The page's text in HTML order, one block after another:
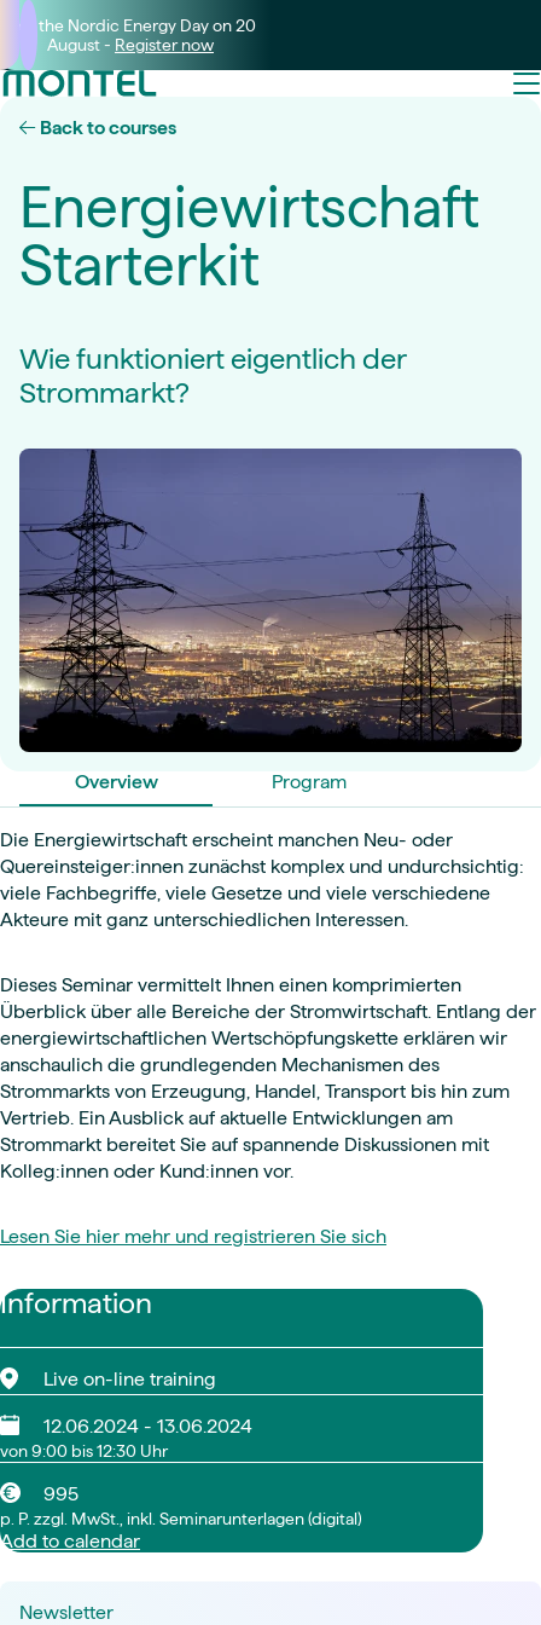
Join the Nordic Energy Day on 20
August - Register now
Back to courses
Energiewirtschaft
Starterkit
Wie funktioniert eigentlich der
Strommarkt?
Overview Program
Information
Live on-line training
12.06.2024 - 13.06.2024
von 9:00 bis 12:30 Uhr
995
p. P. zzgl. MwSt., inkl. Seminarunterlagen (digital)
Add to calendar
Die Energiewirtschaft erscheint manchen Neu- oder
Quereinsteiger:innen zunächst komplex und undurchsichtig:
viele Fachbegriffe, viele Gesetze und viele verschiedene
Akteure mit ganz unterschiedlichen Interessen.
Dieses Seminar vermittelt Ihnen einen komprimierten
Überblick über alle Bereiche der Stromwirtschaft. Entlang der
energiewirtschaftlichen Wertschöpfungskette erklären wir
anschaulich die grundlegenden Mechanismen des
Strommarkts von Erzeugung, Handel, Transport bis hin zum
Vertrieb. Ein Ausblick auf aktuelle Entwicklungen am
Strommarkt bereitet Sie auf spannende Diskussionen mit
Kolleg:innen oder Kund:innen vor.
Lesen Sie hier mehr und registrieren Sie sich
Newsletter